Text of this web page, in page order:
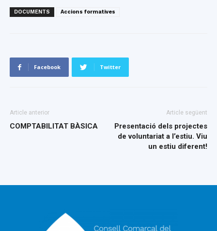
DOCUMENTS Accions formatives
Facebook Twitter
Article anterior
COMPTABILITAT BÀSICA
Article següent
Presentació dels projectes
de voluntariat a l’estiu. Viu
un estiu diferent!